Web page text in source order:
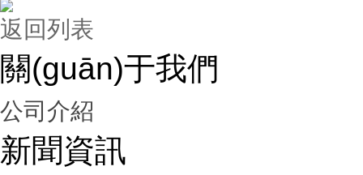
返回列表
關(guān)于我們
公司介紹
新聞資訊